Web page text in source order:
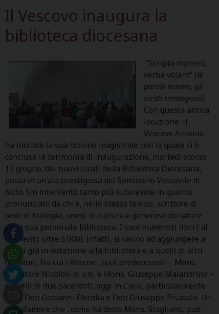
Il Vescovo inaugura la
biblioteca diocesana
“Scripta manent,
verba volant” (le
parole volano, gli
scritti rimangono).
Con questa antica
locuzione il
Vescovo Antonio
ha iniziato la sua lezione magistrale con la quale si è
conclusa la cerimonia di inaugurazione, martedì scorso
13 giugno, dei nuovi locali della Biblioteca Diocesana,
posta in un’ala prestigiosa del Seminario Vescovile di
Noto. Un intervento tanto più autorevole in quanto
pronunciato da chi è, nello stesso tempo, scrittore di
testi di teologia, uomo di cultura e generoso donatore
della sua personale biblioteca. I suoi numerosi libri ( al
momento oltre 5.000), infatti, si vanno ad aggiungere a
quelli già in dotazione alla biblioteca e a quelli di altri
donatori, fra cui i Vescovi suoi predecessori – Mons.
Salvatore Nicolosi di v.m. e Mons. Giuseppe Malandrino –
e quelli di due sacerdoti, oggi in Cielo, particolarmente
colti, Don Giovanni Floridia e Don Giuseppe Pisasale. Un
atto d’amore che , come ha detto Mons. Staglianò, può